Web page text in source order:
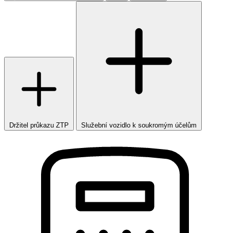
Držitel průkazu ZTP Služební vozidlo k soukromým účelům